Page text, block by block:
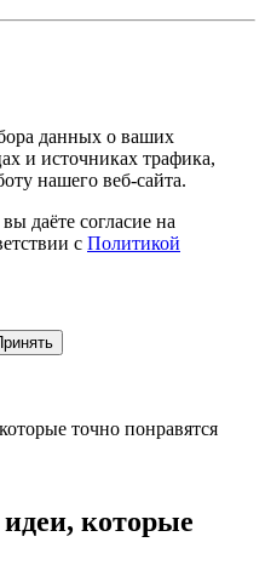
данных о ваших
и источниках трафика,
нашего веб-сайта.
даёте согласие на
с Политикой
точно понравятся
которые